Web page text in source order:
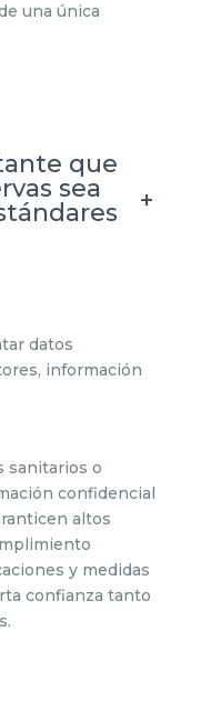
una única
que
sea
+
datos
información
sanitarios o
confidencial
altos
y medidas
confianza tanto